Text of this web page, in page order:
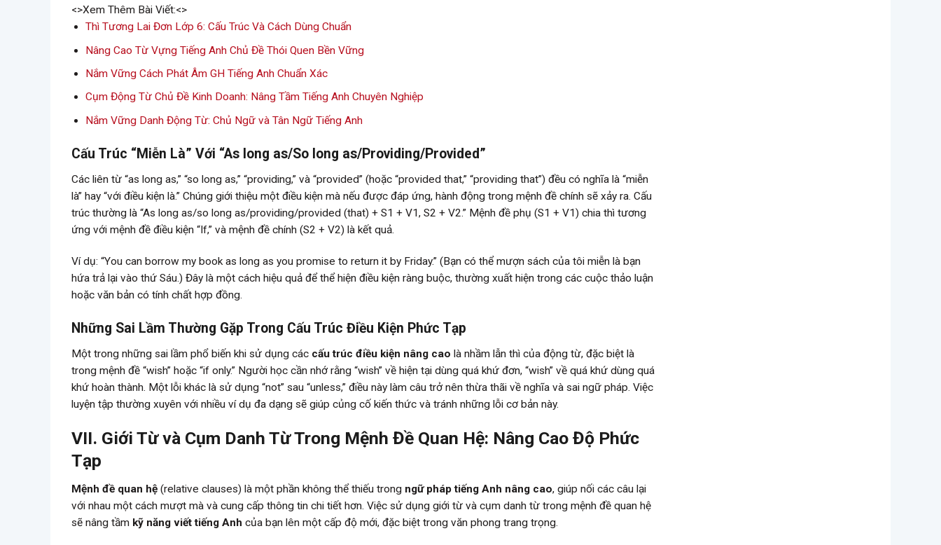
<>Xem Thêm Bài Viết:<>
Thì Tương Lai Đơn Lớp 6: Cấu Trúc Và Cách Dùng Chuẩn
Nâng Cao Từ Vựng Tiếng Anh Chủ Đề Thói Quen Bền Vững
Nắm Vững Cách Phát Âm GH Tiếng Anh Chuẩn Xác
Cụm Động Từ Chủ Đề Kinh Doanh: Nâng Tầm Tiếng Anh Chuyên Nghiệp
Nắm Vững Danh Động Từ: Chủ Ngữ và Tân Ngữ Tiếng Anh
Cấu Trúc “Miễn Là” Với “As long as/So long as/Providing/Provided”
Các liên từ “as long as,” “so long as,” “providing,” và “provided” (hoặc “provided that,” “providing that”) đều có nghĩa là “miễn
là” hay “với điều kiện là.” Chúng giới thiệu một điều kiện mà nếu được đáp ứng, hành động trong mệnh đề chính sẽ xảy ra. Cấu
trúc thường là “As long as/so long as/providing/provided (that) + S1 + V1, S2 + V2.” Mệnh đề phụ (S1 + V1) chia thì tương
ứng với mệnh đề điều kiện “If,” và mệnh đề chính (S2 + V2) là kết quả.
Ví dụ: “You can borrow my book as long as you promise to return it by Friday.” (Bạn có thể mượn sách của tôi miễn là bạn
hứa trả lại vào thứ Sáu.) Đây là một cách hiệu quả để thể hiện điều kiện ràng buộc, thường xuất hiện trong các cuộc thảo luận
hoặc văn bản có tính chất hợp đồng.
Những Sai Lầm Thường Gặp Trong Cấu Trúc Điều Kiện Phức Tạp
Một trong những sai lầm phổ biến khi sử dụng các cấu trúc điều kiện nâng cao là nhầm lẫn thì của động từ, đặc biệt là
trong mệnh đề “wish” hoặc “if only.” Người học cần nhớ rằng “wish” về hiện tại dùng quá khứ đơn, “wish” về quá khứ dùng quá
khứ hoàn thành. Một lỗi khác là sử dụng “not” sau “unless,” điều này làm câu trở nên thừa thãi về nghĩa và sai ngữ pháp. Việc
luyện tập thường xuyên với nhiều ví dụ đa dạng sẽ giúp củng cố kiến thức và tránh những lỗi cơ bản này.
VII. Giới Từ và Cụm Danh Từ Trong Mệnh Đề Quan Hệ: Nâng Cao Độ Phức
Tạp
Mệnh đề quan hệ (relative clauses) là một phần không thể thiếu trong ngữ pháp tiếng Anh nâng cao, giúp nối các câu lại
với nhau một cách mượt mà và cung cấp thông tin chi tiết hơn. Việc sử dụng giới từ và cụm danh từ trong mệnh đề quan hệ
sẽ nâng tầm kỹ năng viết tiếng Anh của bạn lên một cấp độ mới, đặc biệt trong văn phong trang trọng.